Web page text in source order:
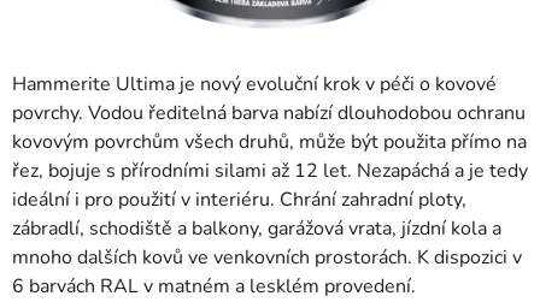
Hammerite Ultima je nový evoluční krok v péči o kovové
povrchy. Vodou ředitelná barva nabízí dlouhodobou ochranu
kovovým povrchům všech druhů, může být použita přímo na
řez, bojuje s přírodními silami až 12 let. Nezapáchá a je tedy
ideální i pro použití v interiéru. Chrání zahradní ploty,
zábradlí, schodiště a balkony, garážová vrata, jízdní kola a
mnoho dalších kovů ve venkovních prostorách. K dispozici v
6 barvách RAL v matném a lesklém provedení.